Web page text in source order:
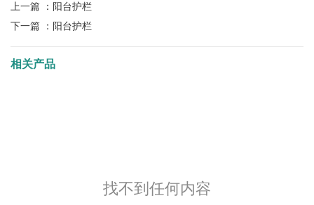
上一篇 ： 阳台护栏
下一篇 ： 阳台护栏
相关产品
找不到任何内容